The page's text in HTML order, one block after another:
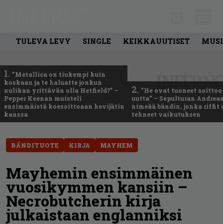
TULEVA LEVY SINGLE KEIKKAUUTISET
1. ”Metallica on tiukempi kuin
koskaan ja te haluatte jonkun
nulikan yrittävän olla Hetfield?” –
Pepper Keenan muisteli
ensimmäistä koesoittoaan hevijätin
kanssa
2. ”He ovat tuoneet
uutta” – Sepulturan
nimeää bändin, jonka riffit
tehneet vaikutuksen
BÄNDITUOTE KIRJA MAYHEM
Mayhemin ensimmäinen
vuosikymmen kansiin –
Necrobutcherin kirja
julkaistaan englanniksi